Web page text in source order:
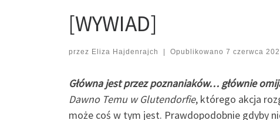
[WYWIAD]
przez Eliza Hajdenrajch | Opublikowano 7 czerwca
Główna jest przez poznaniaków… głównie
Dawno Temu w Glutendorfie, którego akcja
może coś w tym jest. Prawdopodobnie gdyby